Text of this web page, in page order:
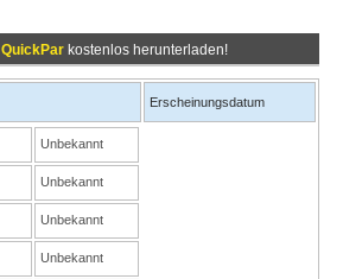
QuickPar kostenlos herunterladen!
Erscheinungsdatum
Unbekannt
Unbekannt
Unbekannt
Unbekannt